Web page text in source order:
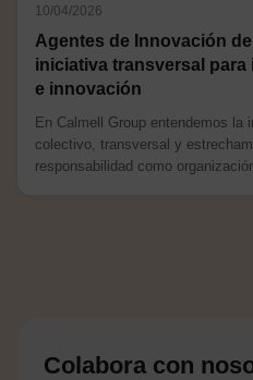
10/04/2026
Agentes de Innovación
iniciativa transversal
e innovación
En Calmell Group entendemos la
colectivo, transversal y
responsabilidad como
Colabora con